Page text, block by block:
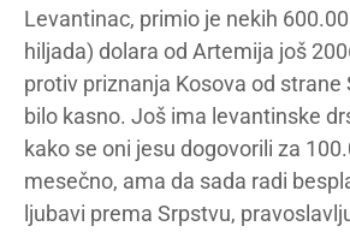
Levantinac, primio je nekih
hiljada) dolara od Artemija još
protiv priznanja Kosova od strane
bilo kasno. Još ima levantinske
kako se oni jesu dogovorili za
mesečno, ama da sada radi
ljubavi prema Srpstvu,